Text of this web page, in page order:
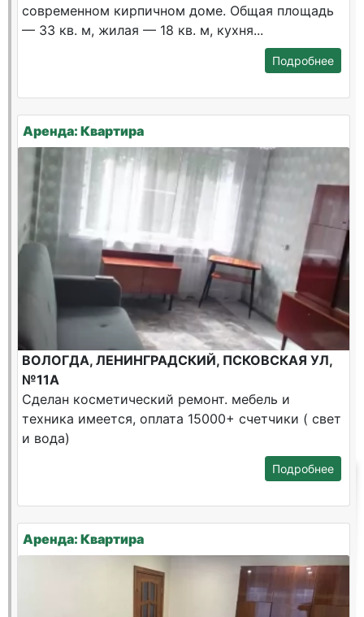
современном кирпичном доме. Общая площадь
— 33 кв. м, жилая — 18 кв. м, кухня...
Подробнее
Аренда: Квартира
ВОЛОГДА, ЛЕНИНГРАДСКИЙ, ПСКОВСКАЯ УЛ,
№11А
Сделан косметический ремонт. мебель и
техника имеется, оплата 15000+ счетчики ( свет
и вода)
Подробнее
Аренда: Квартира